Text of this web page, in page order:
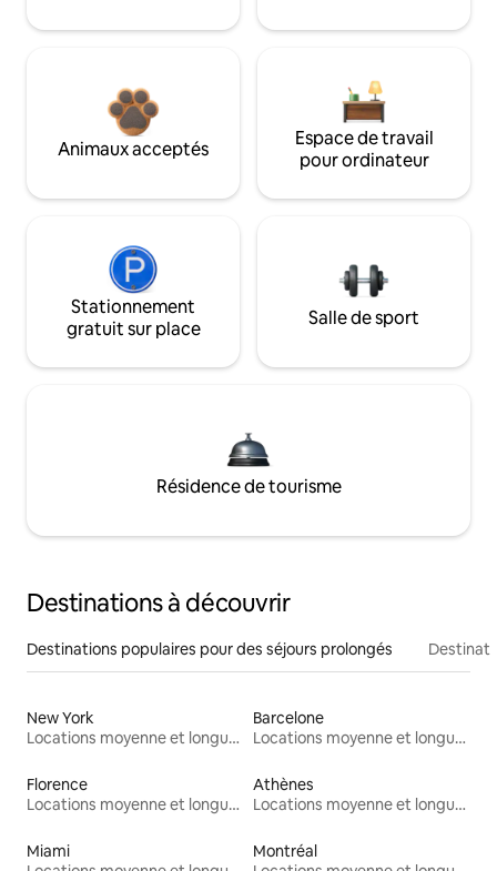
Animaux acceptés
Espace de travail
pour ordinateur
Stationnement
gratuit sur place
Salle de sport
Résidence de tourisme
Destinations à découvrir
Destinations populaires pour des séjours prolongés
New York
Locations moyenne et longue durée
Barcelone
Locations moyenne et longue durée
Florence
Locations moyenne et longue durée
Athènes
Locations moyenne et longue durée
Miami
Montréal